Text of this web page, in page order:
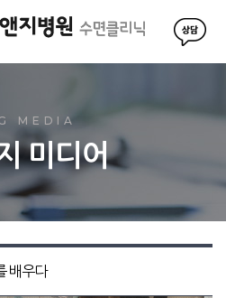
MEDIA
미디어
배우다